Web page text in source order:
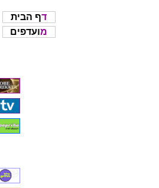
דף הבית
מועדפים